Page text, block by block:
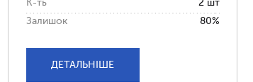
К-ть
2 шт
Залишок
80%
ДЕТАЛЬНІШЕ